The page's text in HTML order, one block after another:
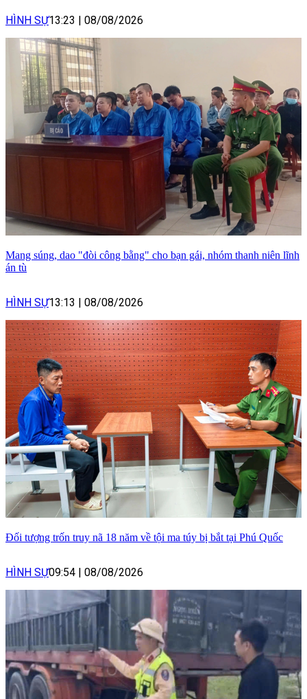
HÌNH SỰ13:23 08/08/2026
Mang súng, dao "đòi công bằng" cho bạn gái, nhóm thanh niên lĩnh
án tù
HÌNH SỰ13:13 08/08/2026
Đối tượng trốn truy nã 18 năm về tội ma túy bị bắt tại Phú Quốc
HÌNH SỰ09:54 08/08/2026